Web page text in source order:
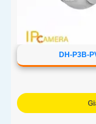
DH-P3B-